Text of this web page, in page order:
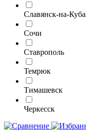
Славянск-на-
Сочи
Ставрополь
Темрюк
Тимашевск
Черкесск